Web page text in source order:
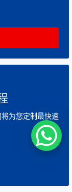
为您定制最快速